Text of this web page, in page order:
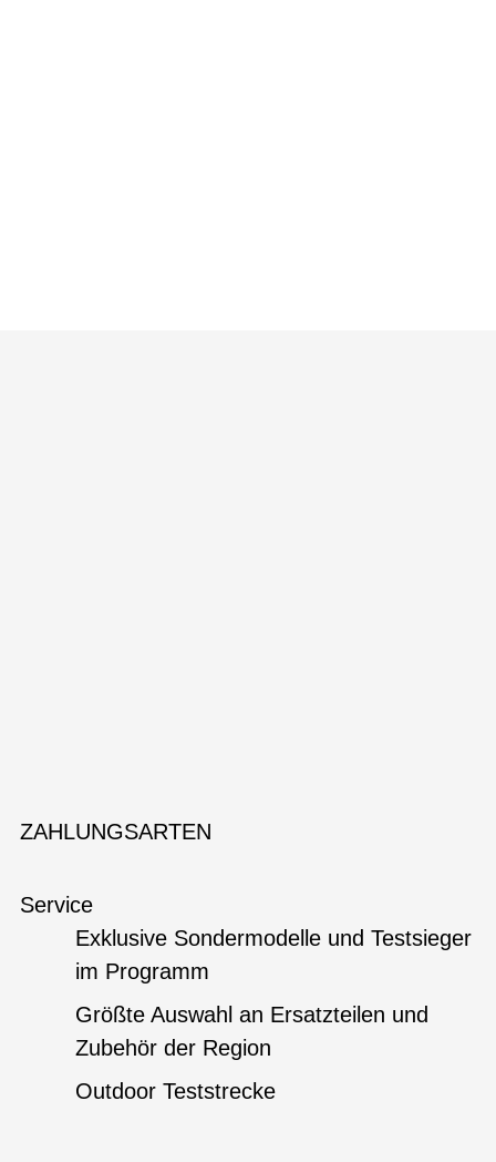
ZAHLUNGSARTEN
Service
Exklusive Sondermodelle und Testsieger
im Programm
Größte Auswahl an Ersatzteilen und
Zubehör der Region
Outdoor Teststrecke